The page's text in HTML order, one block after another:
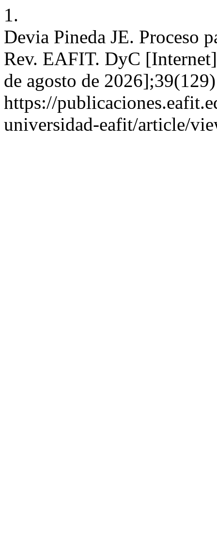
1.
Devia Pineda JE. Proceso
Rev. EAFIT. DyC
de agosto de
https://
universidad-eafit/article/